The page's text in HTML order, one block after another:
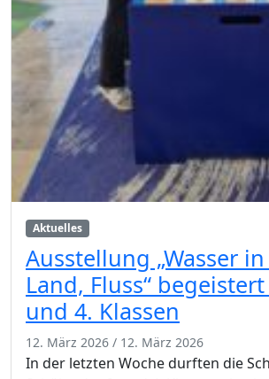
Aktuelles
Ausstellung „Wasser
Land, Fluss“
und 4. Klassen
12. März 2026 / 12. März 2026
In der letzten Woche durften die